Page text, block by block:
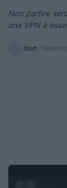
Non partire
una VPN è
Staff · 13/08/